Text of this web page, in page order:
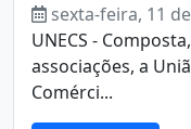
sexta-feira, 11
UNECS -
associações, a
Comérci...